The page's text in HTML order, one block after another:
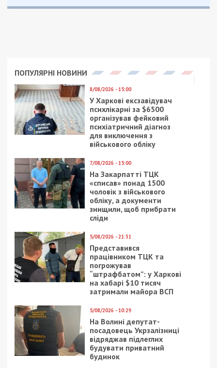
У Синельниківському районі противник поцілив по
стані. Решта лікуватиметься амбулаторно.
Били окупанти й по Грушівській громаді
Криворізького району. Там понівечена заправка.
Нагадаємо, раніше ми повідомляли про те, що
у Павлограді поранено 12 людей через ворожу
атаку по багатоповерхівці.
Facebook
Telegram
Twitter
WhatsApp
ViberEmail
Категории: Суспільство| Метки:
обстріл
Рекламні блоки дають нам змогу
залишатися незалежними ЗМІ, а вам -
отримувати найсвіжіші новини під ними.
Приєднуйтесь також до 49000 в Google News. Слідкуйте
за останніми новинами!
Приєднатися
Читайте також